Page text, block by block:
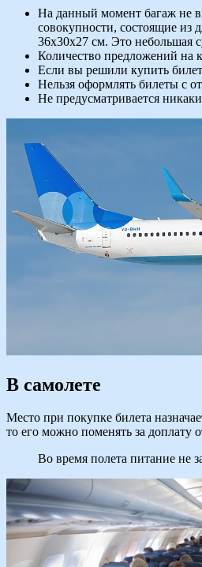
На данный момент багаж не
совокупности, состоящие
36х30х27 см. Это небольшая
Количество предложений на
Если вы решили купить
Нельзя оформлять билеты с
Не предусматривается
В самолете
Место при покупке билета
то его можно поменять за доплату
Во время полета питание не